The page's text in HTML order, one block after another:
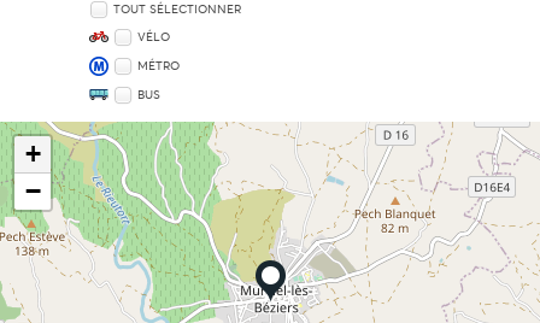
TOUT SÉLECTIONNER
VÉLO
MÉTRO
BUS
+
−